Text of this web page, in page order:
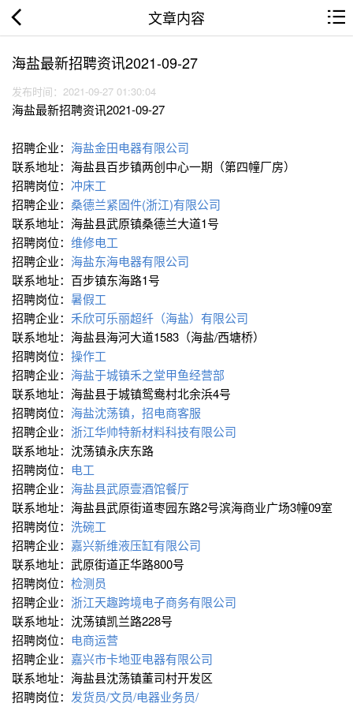
文章内容
海盐最新招聘资讯2021-09-27
发布时间：2021-09-27 01:30:04
海盐最新招聘资讯2021-09-27
招聘企业： 海盐金田电器有限公司
联系地址：海盐县百步镇两创中心一期（第四幢厂房）
招聘岗位： 冲床工
招聘企业： 桑德兰紧固件(浙江)有限公司
联系地址：海盐县武原镇桑德兰大道1号
招聘岗位： 维修电工
招聘企业： 海盐东海电器有限公司
联系地址：百步镇东海路1号
招聘岗位： 暑假工
招聘企业： 禾欣可乐丽超纤（海盐）有限公司
联系地址：海盐县海河大道1583（海盐/西塘桥）
招聘岗位： 操作工
招聘企业： 海盐于城镇禾之堂甲鱼经营部
联系地址：海盐县于城镇鸳鸯村北余浜4号
招聘岗位： 海盐沈荡镇，招电商客服
招聘企业： 浙江华帅特新材料科技有限公司
联系地址：沈荡镇永庆东路
招聘岗位： 电工
招聘企业： 海盐县武原壹酒馆餐厅
联系地址：海盐县武原街道枣园东路2号滨海商业广场3幢09室
招聘岗位： 洗碗工
招聘企业： 嘉兴新维液压缸有限公司
联系地址：武原街道正华路800号
招聘岗位： 检测员
招聘企业： 浙江天趣跨境电子商务有限公司
联系地址：沈荡镇凯兰路228号
招聘岗位： 电商运营
招聘企业： 嘉兴市卡地亚电器有限公司
联系地址：海盐县沈荡镇董司村开发区
招聘岗位： 发货员/文员/电器业务员/